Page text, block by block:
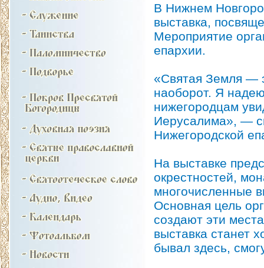
В Нижнем
выставка,
Мероприятие
епархии.
«Святая Земля ―
наоборот. Я
нижегородцам
Иерусалима», ―
Нижегородской
На выставке
окрестностей,
многочисленные
Основная цель
создают эти
выставка станет
бывал здесь,